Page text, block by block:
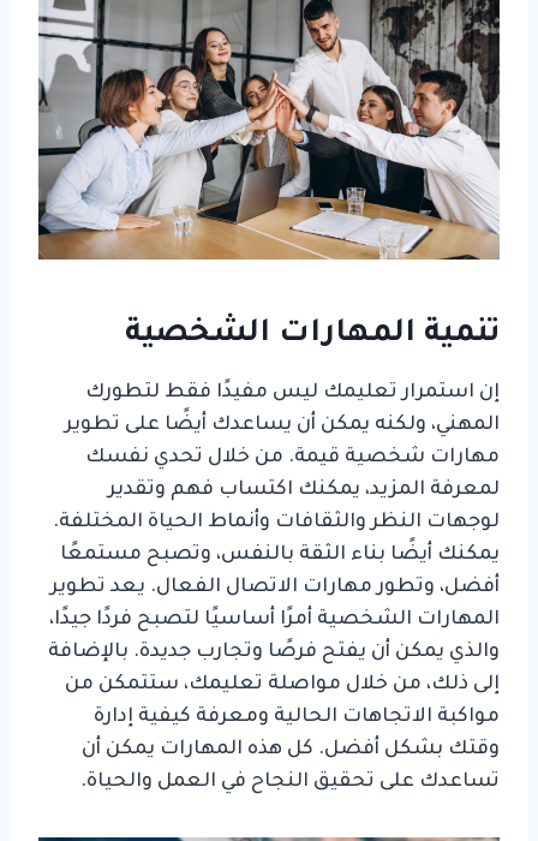
تنمية المهارات الشخصية
إن استمرار تعليمك ليس مفيدًا فقط لتطورك
المهني، ولكنه يمكن أن يساعدك أيضًا على تطوير
مهارات شخصية قيمة. من خلال تحدي نفسك
لمعرفة المزيد، يمكنك اكتساب فهم وتقدير
لوجهات النظر والثقافات وأنماط الحياة المختلفة.
يمكنك أيضًا بناء الثقة بالنفس، وتصبح مستمعًا
أفضل، وتطور مهارات الاتصال الفعال. يعد تطوير
المهارات الشخصية أمرًا أساسيًا لتصبح فردًا جيدًا،
والذي يمكن أن يفتح فرصًا وتجارب جديدة. بالإضافة
إلى ذلك، من خلال مواصلة تعليمك، ستتمكن من
مواكبة الاتجاهات الحالية ومعرفة كيفية إدارة
وقتك بشكل أفضل. كل هذه المهارات يمكن أن
تساعدك على تحقيق النجاح في العمل والحياة.